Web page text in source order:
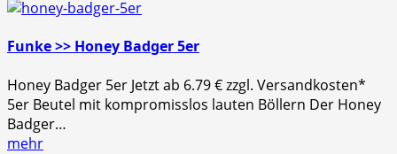
Funke >> Honey Badger 5er
Honey Badger 5er Jetzt ab 6.79 € zzgl. Versandkosten*
5er Beutel mit kompromisslos lauten Böllern Der Honey
Badger…
mehr